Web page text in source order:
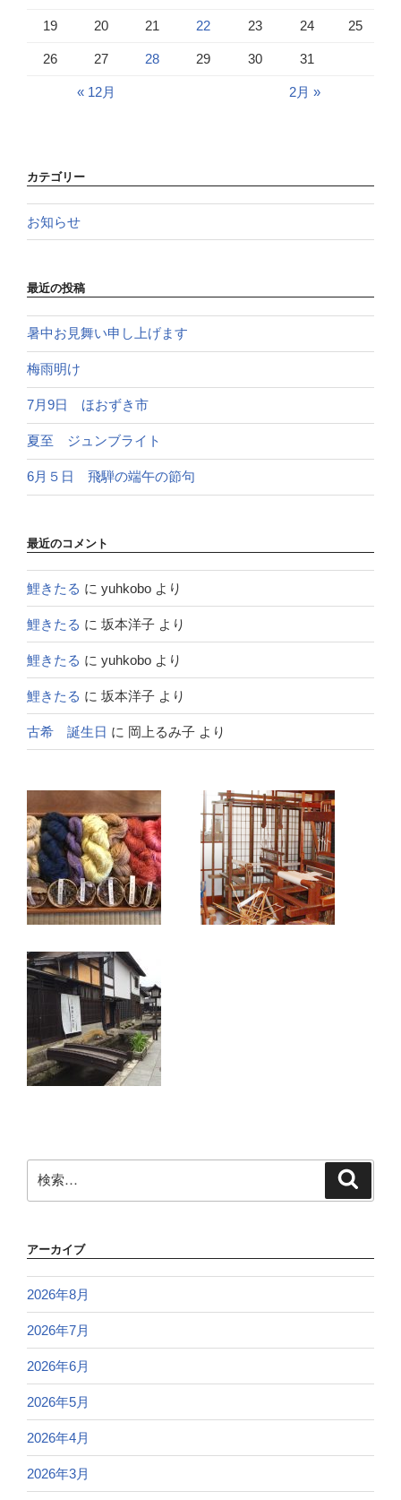
19 20 21 22 23 24 25
26 27 28 29 30 31
« 12月 2月 »
カテゴリー
お知らせ
最近の投稿
暑中お見舞い申し上げます
梅雨明け
7月9日 ほおずき市
夏至 ジュンブライト
6月５日 飛騨の端午の節句
最近のコメント
鯉きたる に yuhkobo より
鯉きたる に 坂本洋子 より
鯉きたる に yuhkobo より
鯉きたる に 坂本洋子 より
古希 誕生日 に 岡上るみ子 より
索:
アーカイブ
2026年8月
2026年7月
2026年6月
2026年5月
2026年4月
2026年3月